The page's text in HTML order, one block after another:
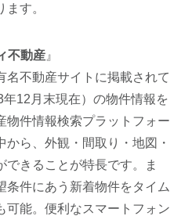
す。
不動産 』
名不動産サイトに掲載されて
12月末現在）の物件情報を
物件情報検索プラットフォー
から、外観・間取り・地図・
できることが特長です。ま
条件にあう新着物件をタイム
可能。便利なスマートフォン